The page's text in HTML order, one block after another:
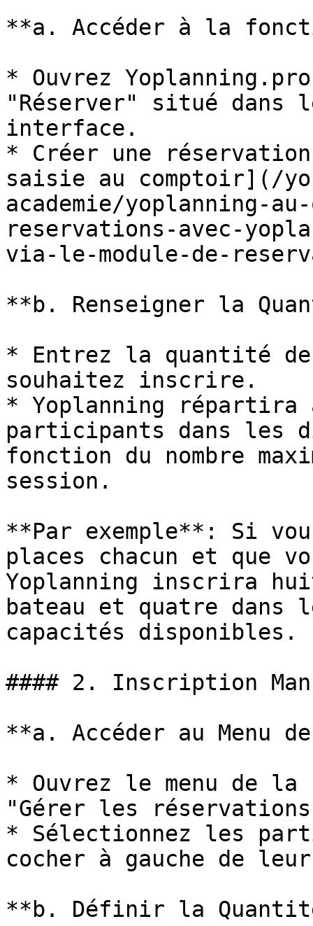
**a. Accéder à la
* Ouvrez
"Réserver" situé dans
interface.
* Créer une
saisie au comptoir](/
academie/yoplanning-
reservations-avec-
via-le-module-de-
**b. Renseigner la
* Entrez la quantité
souhaitez inscrire.
* Yoplanning répartira
participants dans les
fonction du nombre
session.
**Par exemple**: Si
places chacun et que
Yoplanning inscrira
bateau et quatre
capacités disponibles.
#### 2. Inscription
**a. Accéder au Menu
* Ouvrez le menu de
"Gérer les
* Sélectionnez les
cocher à gauche de
**b. Définir la